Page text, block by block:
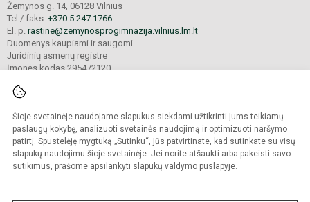
Šioje svetainėje naudojame slapukus siekdami užtikrinti jums teikiamų
paslaugų kokybę, analizuoti svetainės naudojimą ir optimizuoti naršymo
patirtį. Spustelėję mygtuką „Sutinku“, jūs patvirtinate, kad sutinkate su visų
slapukų naudojimu šioje svetainėje. Jei norite atšaukti arba pakeisti savo
sutikimus, prašome apsilankyti slapukų valdymo puslapyje.
Žemynos g. 14, 06128 Vilnius
Tel./ faks. +370 5 247 1766
El. p. rastine@zemynosprogimnazija.vilnius.lm.lt
Duomenys kaupiami ir saugomi
Juridinių asmenų registre
Įmonės kodas 295472120
© 2024. Vilniaus Žemynos progimnazija. Visos teisės saugomos.
Kopijuoti turinį be raštiško įstaigos administracijos sutikimo griežtai draudžiama.
Prieinamumo paraiška Slapukų valdymas
Sumanus būdas atnaujinti